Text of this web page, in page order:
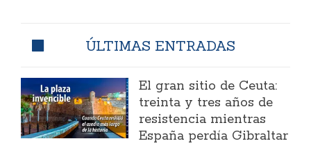
ÚLTIMAS ENTRADAS
El gran sitio de Ceuta:
treinta y tres años de
resistencia mientras
España perdía Gibraltar